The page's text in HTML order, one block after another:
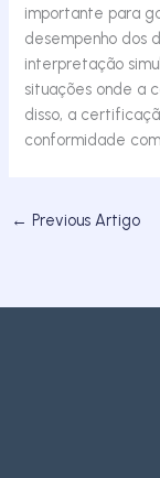
importante para
desempenho dos
interpretação
situações onde a
disso, a
conformidade
← Previous Artigo